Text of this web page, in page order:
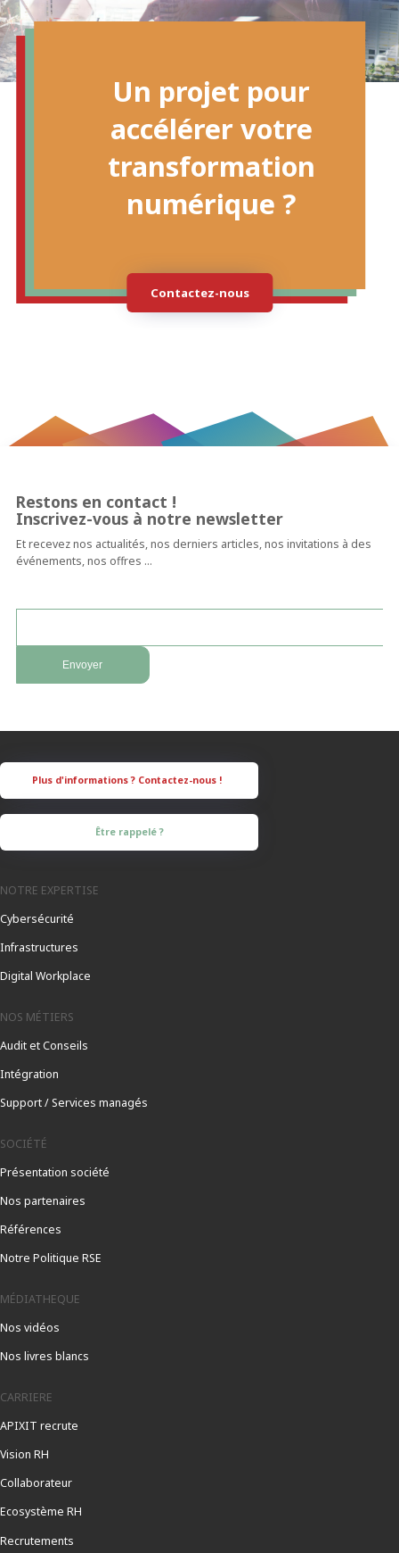
Contactez-nous
Un projet pour
accélérer votre
transformation
numérique ?
Restons en contact !
Inscrivez-vous à notre newsletter
Et recevez nos actualités, nos derniers articles, nos invitations à des
événements, nos offres …
Être rappelé ?
NOTRE EXPERTISE
Cybersécurité
Infrastructures
Digital Workplace
NOS MÉTIERS
Audit et Conseils
Intégration
Support / Services managés
SOCIÉTÉ
Présentation société
Nos partenaires
Références
Notre Politique RSE
MÉDIATHEQUE
Nos vidéos
Nos livres blancs
CARRIERE
APIXIT recrute
Vision RH
Collaborateur
Ecosystème RH
Recrutements